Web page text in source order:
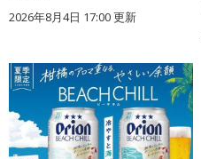
2026年8月4日 17:00更新